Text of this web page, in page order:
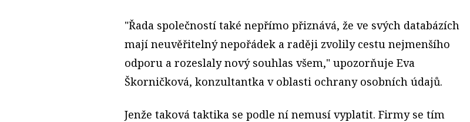
"Řada společností také nepřímo přiznává, že ve svých databázích
mají neuvěřitelný nepořádek a raději zvolily cestu nejmenšího
odporu a rozeslaly nový souhlas všem," upozorňuje Eva
Škorničková, konzultantka v oblasti ochrany osobních údajů.
Jenže taková taktika se podle ní nemusí vyplatit. Firmy se tím